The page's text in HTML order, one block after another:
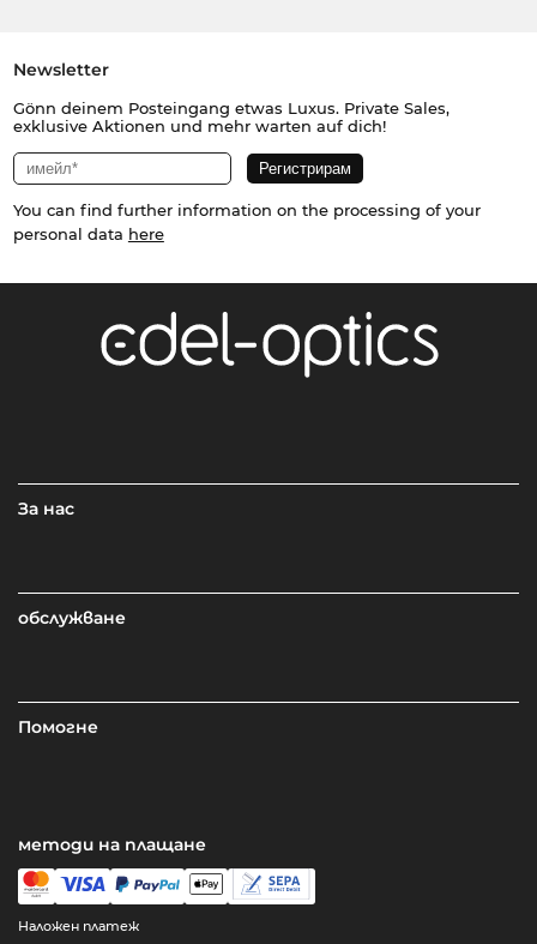
Newsletter
Gönn deinem Posteingang etwas Luxus. Private Sales,
exklusive Aktionen und mehr warten auf dich!
You can find further information on the processing of your
personal data here
За нас
обслужване
Помогне
методи на плащане
Наложен платеж